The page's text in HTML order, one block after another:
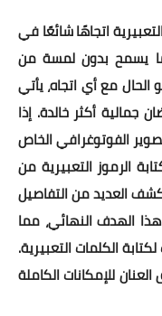
اتجاهًا شائعًا في
يسمح بدون لمسة من
مع أي اتجاه، يأتي
أكثر خالدة. إذا
الفوتوغرافي الخاص
الرموز التعبيرية من
العديد من التفاصيل
الهدف النهائي، مما
الكلمات التعبيرية.
للإمكانات الكاملة